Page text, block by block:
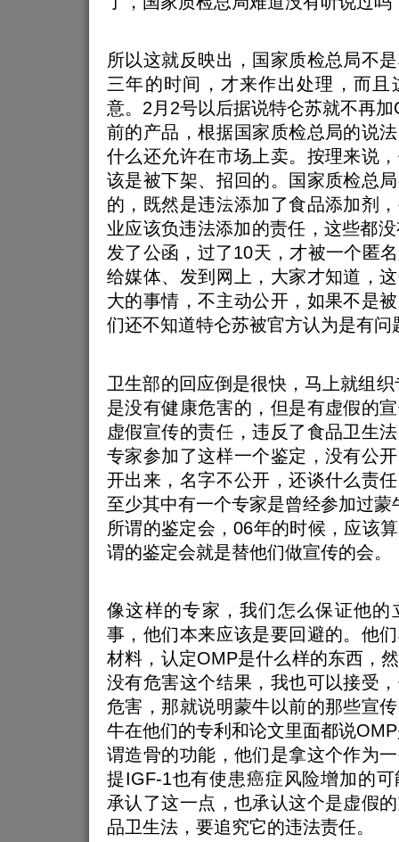
所以这就反映出，国家质检总局不
三年的时间，才来作出处理，而且
意。2月2号以后据说特仑苏就不再
前的产品，根据国家质检总局的说
什么还允许在市场上卖。按理来说
该是被下架、招回的。国家质检总
的，既然是违法添加了食品添加剂
业应该负违法添加的责任，这些都
发了公函，过了10天，才被一个匿
给媒体、发到网上，大家才知道，
大的事情，不主动公开，如果不是
们还不知道特仑苏被官方认为是有问
卫生部的回应倒是很快，马上就组
是没有健康危害的，但是有虚假的
虚假宣传的责任，违反了食品卫生
专家参加了这样一个鉴定，没有公
开出来，名字不公开，还谈什么责
至少其中有一个专家是曾经参加过蒙
所谓的鉴定会，06年的时候，应该
谓的鉴定会就是替他们做宣传的会。
像这样的专家，我们怎么保证他的
事，他们本来应该是要回避的。他
材料，认定OMP是什么样的东西，
没有危害这个结果，我也可以接受
危害，那就说明蒙牛以前的那些宣
牛在他们的专利和论文里面都说
谓造骨的功能，他们是拿这个作为
提IGF-1也有使患癌症风险增加的
承认了这一点，也承认这个是虚假
品卫生法，要追究它的违法责任。